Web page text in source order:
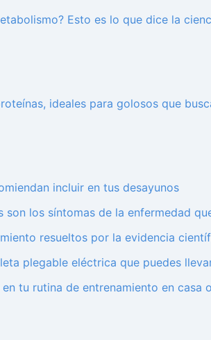
Esto es lo que dice la
ideales para golosos que
incluir en tus desayunos
los síntomas de la enfermedad
resueltos por la evidencia
plegable eléctrica que puedes
tu rutina de entrenamiento en casa